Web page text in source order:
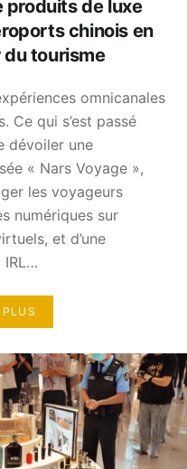
produits de luxe
chinois en
du tourisme
omnicanales
Ce qui s’est passé
dévoiler une
« Nars Voyage »,
les voyageurs
numériques sur
et d’une
IRL…
PLUS